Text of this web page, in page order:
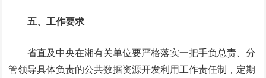
五、工作要求
省直及中央在湘有关单位要严格落实一把手负总责、分
管领导具体负责的公共数据资源开发利用工作责任制，定期